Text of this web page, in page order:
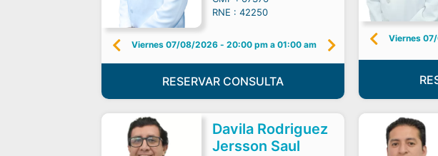
RNE : 42250
Viernes 07/08/2026 - 20:00 pm a 01:00 am
RESERVAR CONSULTA
Viernes
Davila Rodriguez
Jersson Saul